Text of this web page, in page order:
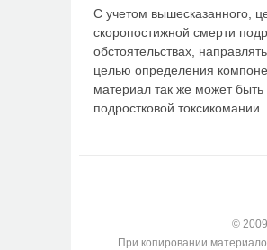
С учетом вышесказанного,
скоропостижной смерти
обстоятельствах,
целью определения
материал так же может быть
подростковой токсикомании.
©
При копировании